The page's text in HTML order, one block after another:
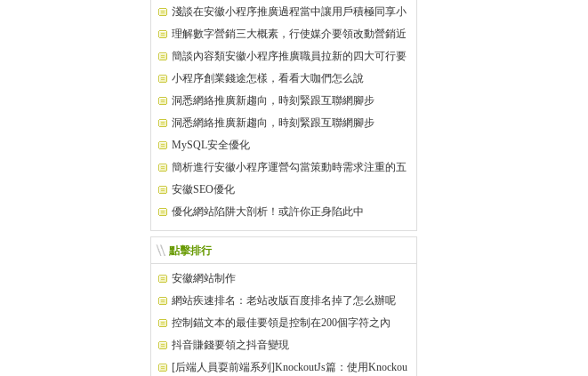
淺談在安徽小程序推廣過程當中讓用戶積極同享小
程序的兩大首要技巧
理解數字營銷三大概素，行使媒介要領改動營銷近
況 簡談內容類安徽小程序推廣職員拉新的四大可行要
領 小程序創業錢途怎樣，看看大咖們怎么說
洞悉網絡推廣新趨向，時刻緊跟互聯網腳步
洞悉網絡推廣新趨向，時刻緊跟互聯網腳步
MySQL安全優化
簡析進行安徽小程序運營勾當策動時需求注重的五
大概點
安徽SEO優化
優化網站陷阱大剖析！或許你正身陷此中
點擊排行
安徽網站制作
網站疾速排名：老站改版百度排名掉了怎么辦呢
控制錨文本的最佳要領是控制在200個字符之內
抖音賺錢要領之抖音變現
[后端人員耍前端系列]KnockoutJs篇：使用Knockou